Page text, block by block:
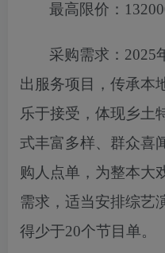
最高限价：
采购需求： 2025
出服务项目
， 传承本
乐于接受，体现乡土
式丰富多样、群众喜
购人点单，为整本大
需求，适当安排综艺
得少于20个节目单。